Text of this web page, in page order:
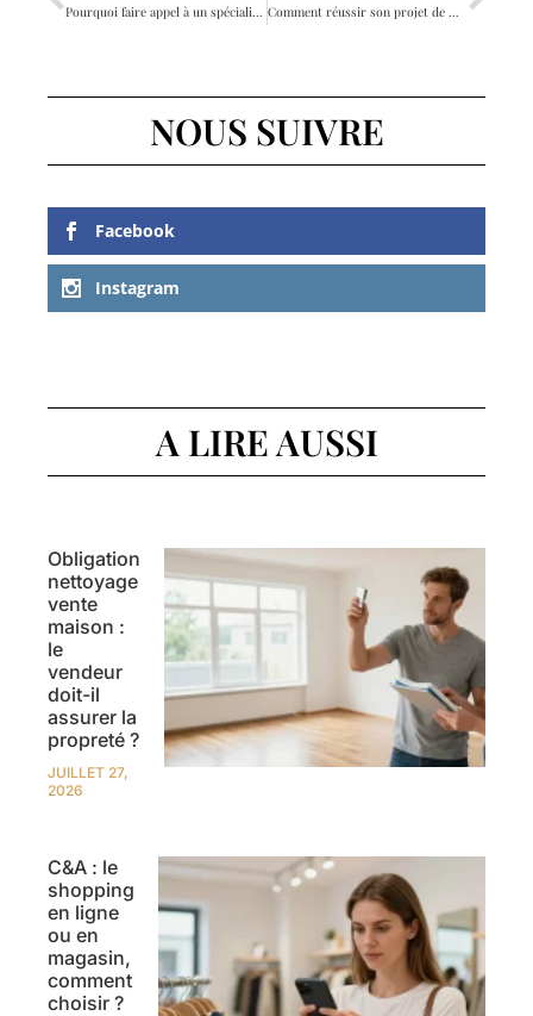
Pourquoi faire appel à un spécialiste pour votre extension de maison ? Comment réussir son projet de maison individuelle en Bretagne ?
NOUS SUIVRE
Facebook
Instagram
A LIRE AUSSI
Obligation
nettoyage
vente
maison :
le
vendeur
doit-il
assurer la
propreté ?
JUILLET 27,
2026
C&A : le
shopping
en ligne
ou en
magasin,
comment
choisir ?